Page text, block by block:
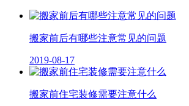
搬家前后有哪些注意常见的问题
2019-08-17
搬家前住宅装修需要注意什么